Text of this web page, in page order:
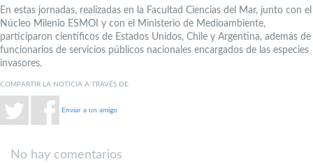
En estas jornadas, realizadas en la Facultad Ciencias del Mar, junto con el
Núcleo Milenio ESMOI y con el Ministerio de Medioambiente,
participaron científicos de Estados Unidos, Chile y Argentina, además de
funcionarios de servicios públicos nacionales encargados de las especies
invasores.
COMPARTIR LA NOTICIA A TRAVÉS DE:
Enviar a un amigo
No hay comentarios